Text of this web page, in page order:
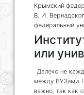
Крымский
В. И.
федеральный
или
Далеко не
между ВУЗами.
важно, так как